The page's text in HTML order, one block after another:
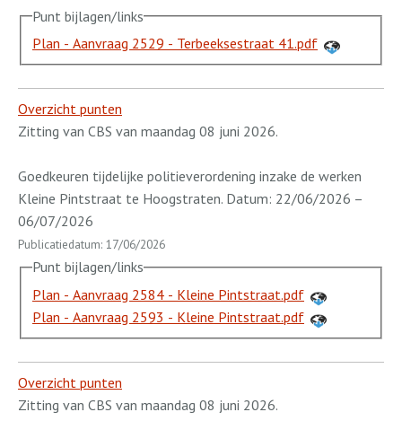
Punt bijlagen/links
Plan - Aanvraag 2529 - Terbeeksestraat 41.pdf
Overzicht punten
Zitting van CBS van maandag 08 juni 2026.
Goedkeuren tijdelijke politieverordening inzake de werken
Kleine Pintstraat te Hoogstraten. Datum: 22/06/2026 –
06/07/2026
Publicatiedatum: 17/06/2026
Punt bijlagen/links
Plan - Aanvraag 2584 - Kleine Pintstraat.pdf
Plan - Aanvraag 2593 - Kleine Pintstraat.pdf
Overzicht punten
Zitting van CBS van maandag 08 juni 2026.